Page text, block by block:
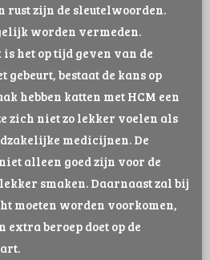
rust zijn de sleutelwoorden.
worden vermeden.
het op tijd geven van de
bestaat de kans op
hebben katten met HCM een
zich niet zo lekker voelen als
medicijnen. De
alleen goed zijn voor de
smaken. Daarnaast zal bij
moeten worden voorkomen,
beroep doet op de